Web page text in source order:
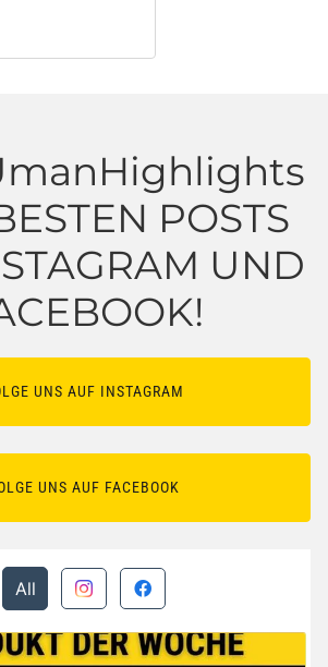
POSTS
UND
UNS AUF INSTAGRAM
UNS AUF FACEBOOK